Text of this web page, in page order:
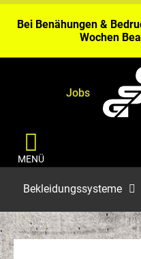
Bei Benähungen &
Wochen
Jobs
MENÜ
Bekleidungssysteme